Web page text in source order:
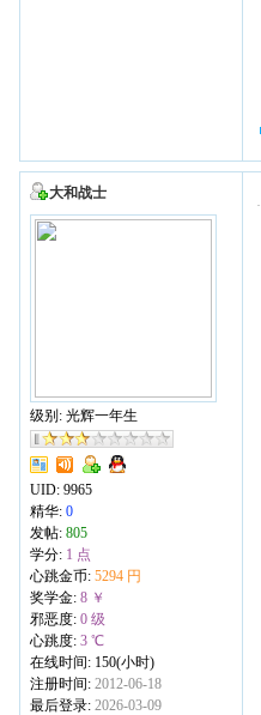
大和战士
级别: 光辉一年生
UID: 9965
精华: 0
发帖: 805
学分: 1 点
心跳金币: 5294 円
奖学金: 8 ￥
邪恶度: 0 级
心跳度: 3 ℃
在线时间: 150(小时)
注册时间: 2012-06-18
最后登录: 2026-03-09